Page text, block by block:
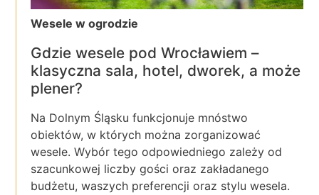
Wesele w ogrodzie
Gdzie wesele pod Wrocławiem –
klasyczna sala, hotel, dworek, a może
plener?
Na Dolnym Śląsku funkcjonuje mnóstwo
obiektów, w których można zorganizować
wesele. Wybór tego odpowiedniego zależy od
szacunkowej liczby gości oraz zakładanego
budżetu, waszych preferencji oraz stylu wesela.